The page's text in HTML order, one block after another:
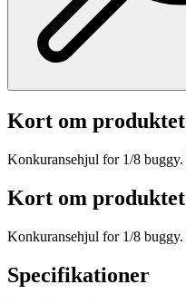
Kort om produktet
Konkuransehjul for 1/8 buggy.
Kort om produktet
Konkuransehjul for 1/8 buggy.
Specifikationer